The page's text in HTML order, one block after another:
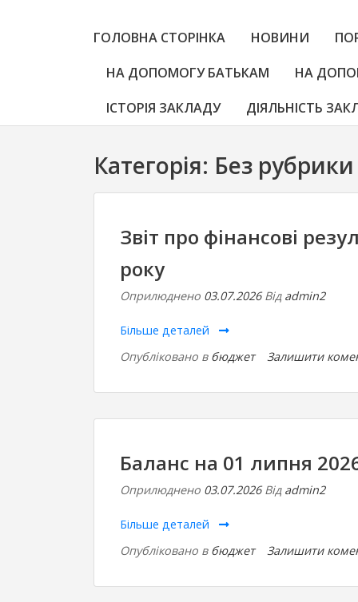
ГОЛОВНА СТОРІНКА НОВИНИ
НА ДОПОМОГУ БАТЬКАМ
НА
ІСТОРІЯ ЗАКЛАДУ
ДІЯЛЬНІСТЬ
Категорія: Без рубрики
Звіт про фінансові
року
Оприлюднено 03.07.2026Від admin2
Більше деталей
Опубліковано в бюджет Залишити
Баланс на 01 липня
Оприлюднено 03.07.2026Від admin2
Більше деталей
Опубліковано в бюджет Залишити